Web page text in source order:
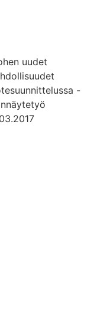
uudet
-